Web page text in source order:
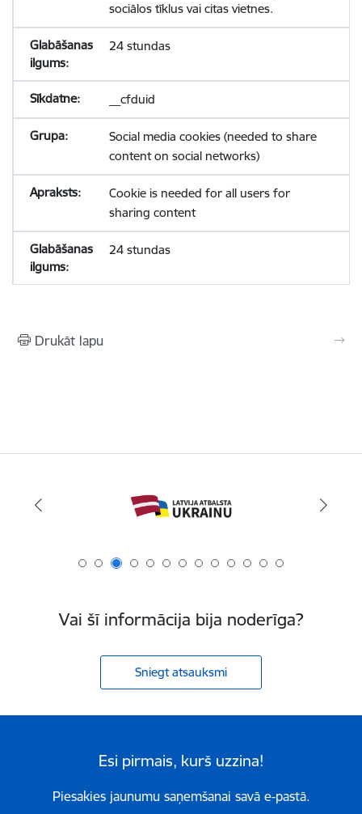
sociālos tīklus vai citas vietnes.
24 stundas
__cfduid
Social media cookies (needed to share
content on social networks)
Cookie is needed for all users for
sharing content
24 stundas
Drukāt lapu
Vai šī informācija bija noderīga?
Sniegt atsauksmi
Esi pirmais, kurš uzzina!
Piesakies jaunumu saņemšanai savā e-pastā.